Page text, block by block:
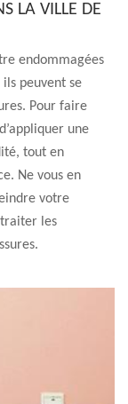
LA VILLE DE
endommagées
peuvent se
Pour faire
une
tout en
Ne vous en
votre
les